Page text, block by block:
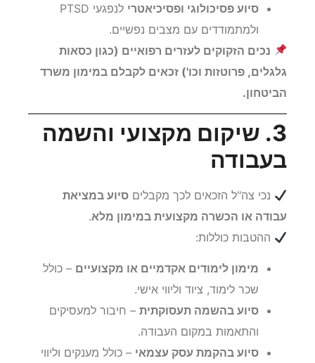
סיוע פסיכולוגי ופסיכיאטרי
לנפגעי PTSD
ולמתמודדים עם מצבים נפשיים.
נכים הזקוקים לעזרים רפואיים (כגון כסאות
גלגלים, פרוטזות וכו') זכאים לקבלם במימון משרד
הביטחון.
3. שיקום מקצועי והשמה
בעבודה
נכי צה"ל הזכאים לכך מקבליםסיוע במציאת
עבודה או הכשרה מקצועית במימון מלא.
ההטבות כוללות:
מימון לימודים אקדמיים או מקצועיים – כולל
שכר לימוד, ציוד וליווי אישי.
סיוע בהשמה תעסוקתית – חיבור למעסיקים
והתאמות במקום העבודה.
סיוע בהקמת עסק עצמאי – כולל מענקים וליווי